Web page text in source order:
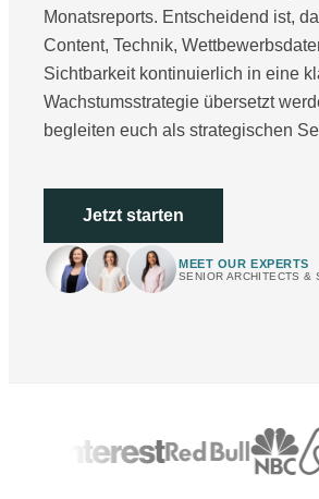
Monatsreports. Entscheidend ist,
Content, Technik,
Sichtbarkeit kontinuierlich in eine
Wachstumsstrategie übersetzt
begleiten euch als strategischen
Jetzt starten
MEET OUR EXPERTS
SENIOR ARCHITECTS &